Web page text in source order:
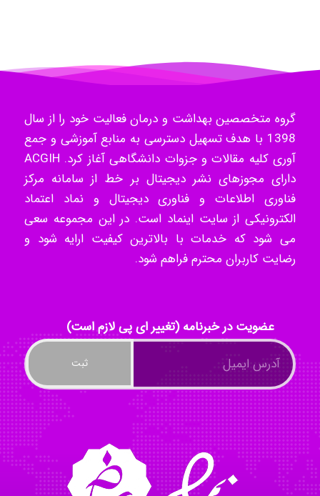
Hossein Znd
k.aryan
ilhan200
Mohammad
Tavan
akhtar shahsavandi
گروه متخصصین بهداشت و درمان فعالیت خود را از سال
1398 با هدف تسهیل دسترسی به منابع آموزشی و جمع
آوری کلیه مقالات و جزوات دانشگاهی آغاز کرد. ACGIH
دارای مجوزهای نشر دیجیتال بر خط از سامانه مرکز
فناوری اطلاعات و فناوری دیجیتال و نماد اعتماد
الکترونیکی از سایت اینماد است. در این مجموعه سعی
می شود که خدمات با بالاترین کیفیت ارایه شود و
رضایت کاربران محترم فراهم شود.
عضویت در خبرنامه (تغییر ای پی لازم است)